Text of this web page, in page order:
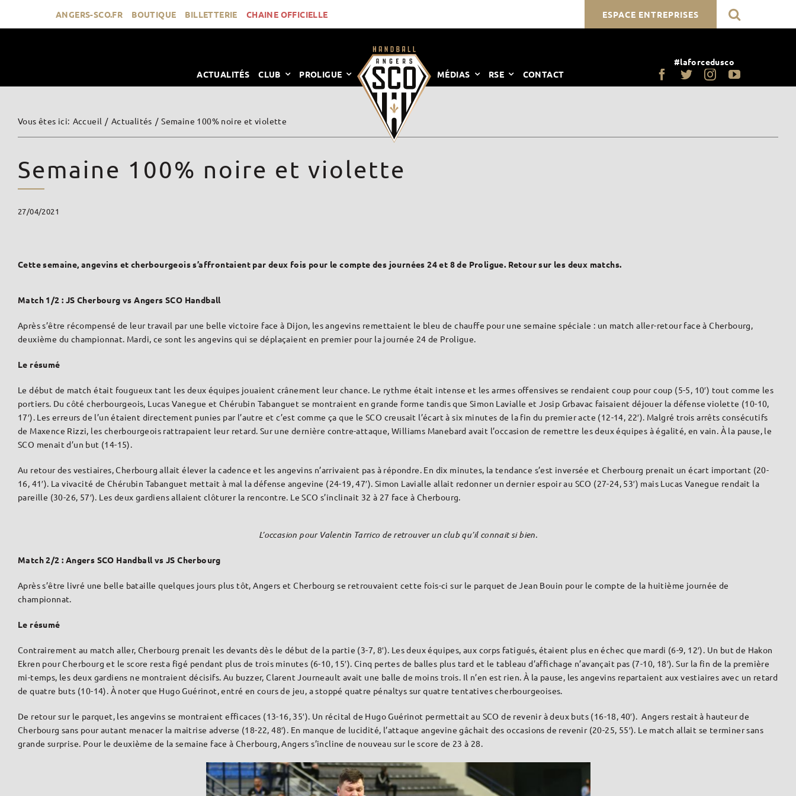
ANGERS-SCO.FR BOUTIQUE BILLETTERIE CHAINE OFFICIELLE ESPACE ENTREPRISES
ACTUALITÉS CLUB PROLIGUE MÉDIAS RSE CONTACT
#laforcedusco
Vous êtes ici: Accueil / Actualités / Semaine 100% noire et violette
Semaine 100% noire et violette
27/04/2021
Cette semaine, angevins et cherbourgeois s’affrontaient par deux fois pour le compte des journées 24 et 8 de Proligue. Retour sur les deux matchs.
Match 1/2 : JS Cherbourg vs Angers SCO Handball
Après s’être récompensé de leur travail par une belle victoire face à Dijon, les angevins remettaient le bleu de chauffe pour une semaine spéciale : un match aller-retour face à Cherbourg,
deuxième du championnat. Mardi, ce sont les angevins qui se déplaçaient en premier pour la journée 24 de Proligue.
Le résumé
Le début de match était fougueux tant les deux équipes jouaient crânement leur chance. Le rythme était intense et les armes offensives se rendaient coup pour coup (5-5, 10′) tout comme les
portiers. Du côté cherbourgeois, Lucas Vanegue et Chérubin Tabanguet se montraient en grande forme tandis que Simon Lavialle et Josip Grbavac faisaient déjouer la défense violette (10-10,
17′). Les erreurs de l’un étaient directement punies par l’autre et c’est comme ça que le SCO creusait l’écart à six minutes de la fin du premier acte (12-14, 22′). Malgré trois arrêts consécutifs
de Maxence Rizzi, les cherbourgeois rattrapaient leur retard. Sur une dernière contre-attaque, Williams Manebard avait l’occasion de remettre les deux équipes à égalité, en vain. À la pause, le
SCO menait d’un but (14-15).
Au retour des vestiaires, Cherbourg allait élever la cadence et les angevins n’arrivaient pas à répondre. En dix minutes, la tendance s’est inversée et Cherbourg prenait un écart important (20-
16, 41′). La vivacité de Chérubin Tabanguet mettait à mal la défense angevine (24-19, 47′). Simon Lavialle allait redonner un dernier espoir au SCO (27-24, 53′) mais Lucas Vanegue rendait la
pareille (30-26, 57′). Les deux gardiens allaient clôturer la rencontre. Le SCO s’inclinait 32 à 27 face à Cherbourg.
L’occasion pour Valentin Tarrico de retrouver un club qu’il connait si bien.
Match 2/2 : Angers SCO Handball vs JS Cherbourg
Après s’être livré une belle bataille quelques jours plus tôt, Angers et Cherbourg se retrouvaient cette fois-ci sur le parquet de Jean Bouin pour le compte de la huitième journée de
championnat.
Le résumé
Contrairement au match aller, Cherbourg prenait les devants dès le début de la partie (3-7, 8′). Les deux équipes, aux corps fatigués, étaient plus en échec que mardi (6-9, 12′). Un but de Hakon
Ekren pour Cherbourg et le score resta figé pendant plus de trois minutes (6-10, 15′). Cinq pertes de balles plus tard et le tableau d’affichage n’avançait pas (7-10, 18′). Sur la fin de la première
mi-temps, les deux gardiens ne montraient décisifs. Au buzzer, Clarent Journeault avait une balle de moins trois. Il n’en est rien. À la pause, les angevins repartaient aux vestiaires avec un retard
de quatre buts (10-14). À noter que Hugo Guérinot, entré en cours de jeu, a stoppé quatre pénaltys sur quatre tentatives cherbourgeoises.
De retour sur le parquet, les angevins se montraient efficaces (13-16, 35′). Un récital de Hugo Guérinot permettait au SCO de revenir à deux buts (16-18, 40′). Angers restait à hauteur de
Cherbourg sans pour autant menacer la maitrise adverse (18-22, 48′). En manque de lucidité, l’attaque angevine gâchait des occasions de revenir (20-25, 55′). Le match allait se terminer sans
grande surprise. Pour le deuxième de la semaine face à Cherbourg, Angers s’incline de nouveau sur le score de 23 à 28.